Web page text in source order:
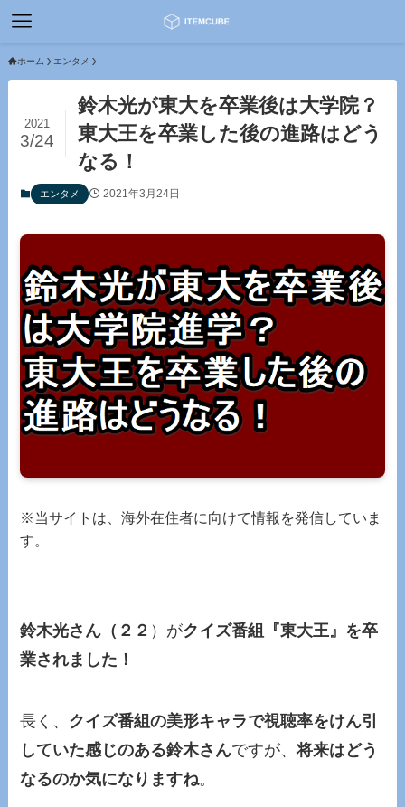
ホーム エンタメ
鈴木光が東大を卒業後は大学院？
東大王を卒業した後の進路はどう
なる！
2021
3/24
エンタメ 2021年3月24日
※当サイトは、海外在住者に向けて情報を発信していま
す。
鈴木光さん（２２ ）がクイズ番組『東大王』を卒
業されました！
長く、 クイズ番組の美形キャラで視聴率をけん引
していた感じのある鈴木さんですが、将来はどう
なるのか気になりますね。